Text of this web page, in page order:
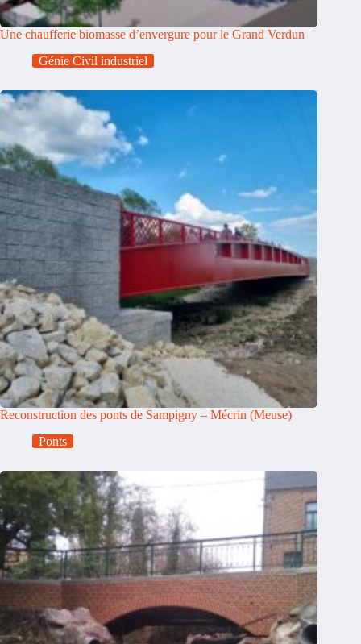
Une chaufferie biomasse d’envergure pour le Grand Verdun
Génie Civil industriel
Reconstruction des ponts de Sampigny – Mécrin (Meuse)
Ponts